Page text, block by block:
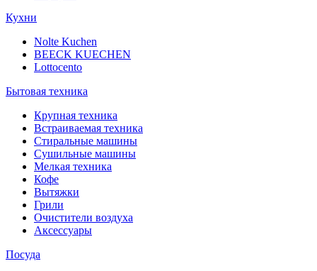
Кухни
Nolte Kuchen
BEECK KUECHEN
Lottocento
Бытовая техника
Крупная техника
Встраиваемая техника
Стиральные машины
Сушильные машины
Мелкая техника
Кофе
Вытяжки
Грили
Очистители воздуха
Аксессуары
Посуда